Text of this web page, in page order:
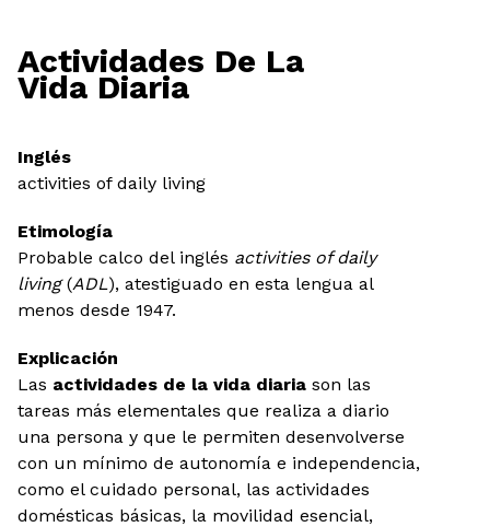
Actividades De La
Vida Diaria
Inglés
activities of daily living
Etimología
Probable calco del inglés activities of daily
living(ADL), atestiguado en esta lengua al
menos desde 1947.
Explicación
Las actividades de la vida diaria son las
tareas más elementales que realiza a diario
una persona y que le permiten desenvolverse
con un mínimo de autonomía e independencia,
como el cuidado personal, las actividades
domésticas básicas, la movilidad esencial,